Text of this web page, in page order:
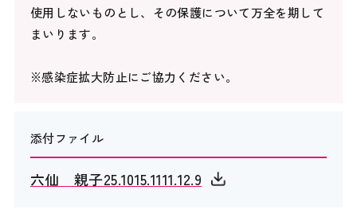
使用しないものとし、その保護について万全を期して
まいります。
※感染症拡大防止にご協力ください。
添付ファイル
六仙 親子25.1015.1111.12.9